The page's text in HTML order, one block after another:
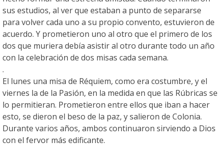
sus estudios, al ver que estaban a punto de separarse
para volver cada uno a su propio convento, estuvieron de
acuerdo. Y prometieron uno al otro que el primero de los
dos que muriera debía asistir al otro durante todo un año
con la celebración de dos misas cada semana.
.
El lunes una misa de Réquiem, como era costumbre, y el
viernes la de la Pasión, en la medida en que las Rúbricas se
lo permitieran. Prometieron entre ellos que iban a hacer
esto, se dieron el beso de la paz, y salieron de Colonia.
Durante varios años, ambos continuaron sirviendo a Dios
con el fervor más edificante.